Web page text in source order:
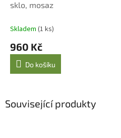
sklo, mosaz
Skladem (1 ks)
960 Kč
Do košíku
Související produkty